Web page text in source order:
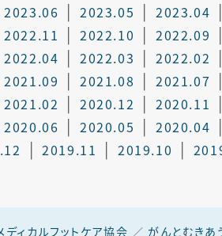
2023.06 2023.05 2023.04
2022.11 2022.10 2022.09
2022.04 2022.03 2022.02
2021.09 2021.08 2021.07
2021.02 2020.12 2020.11
2020.06 2020.05 2020.04
2019.11 2019.10
ディカルフットケア協会 ／ がんとむきあ